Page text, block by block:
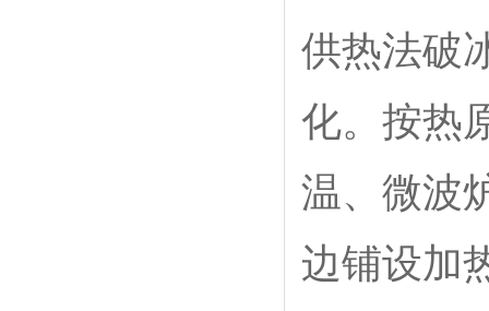
供热法破
化。按热
温、微波
边铺设加